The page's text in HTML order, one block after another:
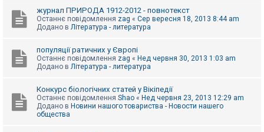
е
ш
к
журнал ПРИРОДА 1912-2012 - повнотекст
Останнє повідомлення zag « Сер вересня 18, 2013 8:44 am
Додано в Література - литература
популяції ратичних у Європі
Останнє повідомлення zag « Нед червня 30, 2013 1:03 am
Додано в Література - литература
Конкурс біологічних статей у Вікіпедії
Останнє повідомлення Shao « Нед червня 23, 2013 12:29 am
Додано в Новини нашого товариства - Новости нашего
общества